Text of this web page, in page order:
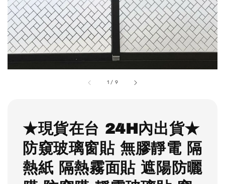
1 / 9
★現貨在台 24H內出貨★
防窺玻璃窗貼 無膠靜電 隔
熱紙 隔熱霧面貼 遮陽防曬